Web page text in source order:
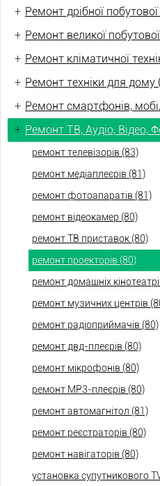
+ Ремонт дрібної побутової
+ Ремонт великої
+ Ремонт кліматичної
+ Ремонт техніки для дому
+ Ремонт смартфонів,
+ Ремонт ТВ, Аудіо, Відео,
ремонт телевізорів (83)
ремонт медіаплеєрів (81)
ремонт фотоапаратів (81)
ремонт відеокамер (80)
ремонт ТВ приставок (80)
ремонт проекторів (80)
ремонт домашніх
ремонт музичних центрів
ремонт радіоприймачів (80)
ремонт двд-плеєрів (80)
ремонт мікрофонів (80)
ремонт МР3-плеєрів (80)
ремонт автомагнітол (81)
ремонт реєстраторів (80)
ремонт навігаторів (80)
установка супутникового